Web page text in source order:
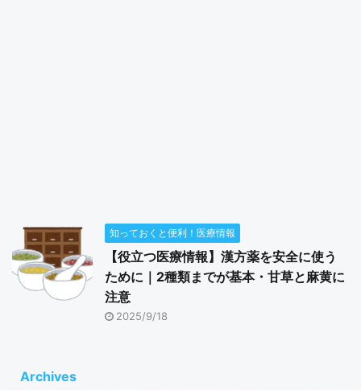
知っておくと便利！医療情報
【役立つ医療情報】漢方薬を安全に使う
ために｜2種類までが基本・甘草と麻黄に
注意
2025/9/18
Archives